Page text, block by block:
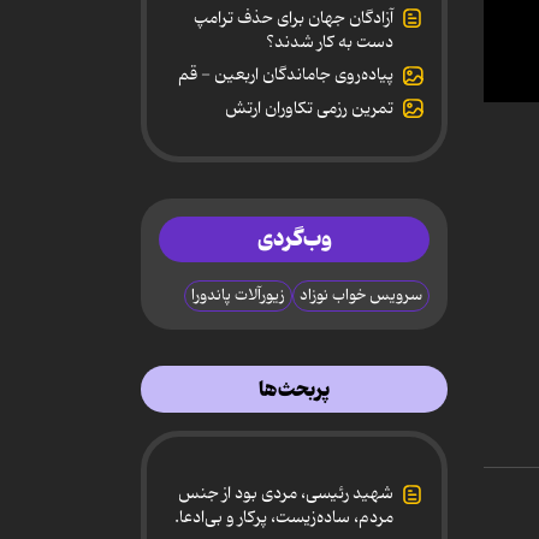
0
آزادگان جهان برای حذف ترامپ
دست به کار شدند؟
پیاده‌روی جاماندگان اربعین - قم
تمرین رزمی تکاوران ارتش
وب‌گردی
سرویس خواب نوزاد زیورآلات پاندورا
پربحث‌ها
شهید رئیسی، مردی بود از جنس
مردم، ساده‌زیست، پرکار و بی‌ادعا.